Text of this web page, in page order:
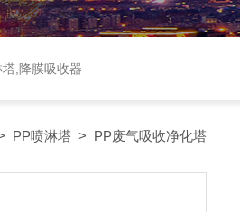
,降膜吸收器
PP喷淋塔 > PP废气吸收净化塔